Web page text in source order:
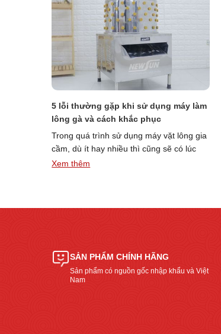
5 lỗi thường gặp khi sử dụng máy làm
lông gà và cách khắc phục
Trong quá trình sử dụng máy vặt lông gia
cầm, dù ít hay nhiều thì cũng sẽ có lúc
máy …Đọc thêm »
máy
làm
Xem thêm
SẢN PHẨM CHÍNH HÃNG
Sản phẩm có nguồn gốc nhập khẩu và Việt
Nam